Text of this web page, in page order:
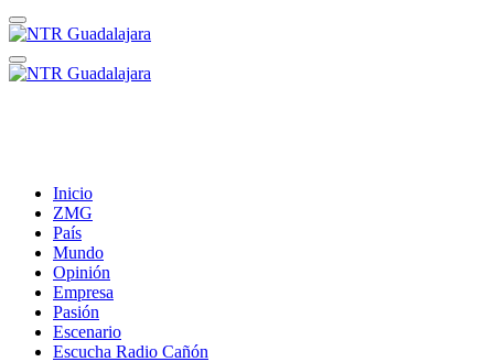
Inicio
ZMG
País
Mundo
Opinión
Empresa
Pasión
Escenario
Escucha Radio Cañón